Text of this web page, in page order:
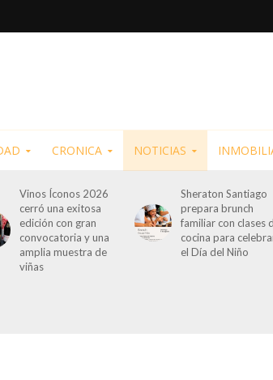
CRONICA NOTICIAS
Vinos Íconos 2026
cerró una exitosa
edición con gran
convocatoria y una
amplia muestra de
viñas
Sheraton Santiago
prepara brunch
familiar con clases
cocina para
el Día del Niño